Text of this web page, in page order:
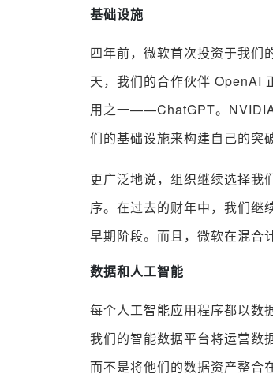
基础设施
四年前，微软首次投资于我们
天，我们的合作伙伴 OpenAI
用之一——ChatGPT。
们的基础设施来构建自己的突
更广泛地说，组织继续选择
序。在过去的财年中，我们继
早期阶段。而且，微软在混合
数据和人工智能
每个人工智能应用程序都以数
我们的智能数据平台将运营数
而不是将他们的数据资产整合